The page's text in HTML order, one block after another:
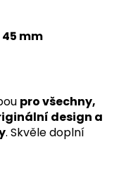
mm
pro všechny,
design a
. Skvěle doplní